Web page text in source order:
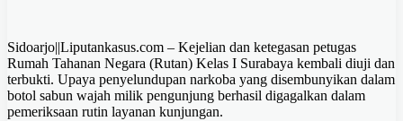
Sidoarjo||Liputankasus.com – Kejelian dan ketegasan petugas
Rumah Tahanan Negara (Rutan) Kelas I Surabaya kembali diuji dan
terbukti. Upaya penyelundupan narkoba yang disembunyikan dalam
botol sabun wajah milik pengunjung berhasil digagalkan dalam
pemeriksaan rutin layanan kunjungan.